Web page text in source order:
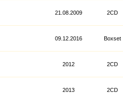
21.08.2009 2CD
09.12.2016 Boxset
2012 2CD
2013 2CD